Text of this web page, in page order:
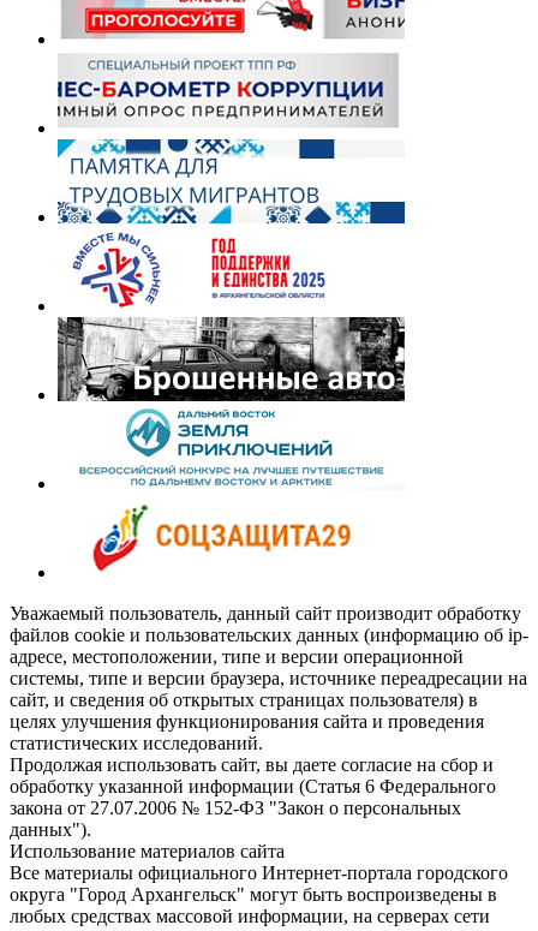
Уважаемый пользователь, данный сайт производит обработку
файлов cookie и пользовательских данных (информацию об ip-
адресе, местоположении, типе и версии операционной
системы, типе и версии браузера, источнике переадресации на
сайт, и сведения об открытых страницах пользователя) в
целях улучшения функционирования сайта и проведения
статистических исследований.
Продолжая использовать сайт, вы даете согласие на сбор и
обработку указанной информации (Статья 6 Федерального
закона от 27.07.2006 № 152-ФЗ "Закон о персональных
данных").
Использование материалов сайта
Все материалы официального Интернет-портала городского
округа "Город Архангельск" могут быть воспроизведены в
любых средствах массовой информации, на серверах сети